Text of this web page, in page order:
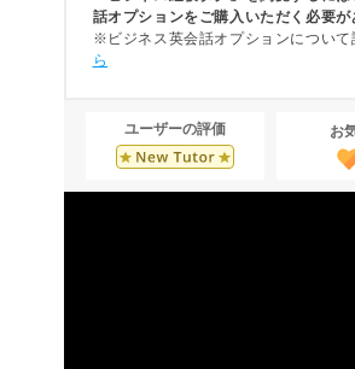
話オプションをご購入いただく必要が
※ビジネス英会話オプションについて
ら
ユーザーの評価 お